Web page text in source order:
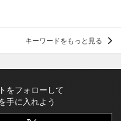
キーワードをもっと見る
をフォローして
手に入れよう